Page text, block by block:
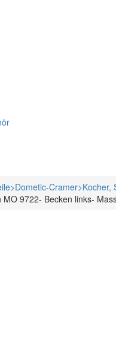
Cramer>Kocher,
9722- Becken links-